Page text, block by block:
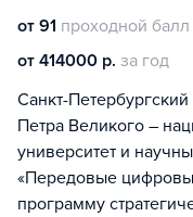
от 91 проходной балл
от 414000 р. за год
Санкт-
Петра Великого –
университет и
«Передовые
программу